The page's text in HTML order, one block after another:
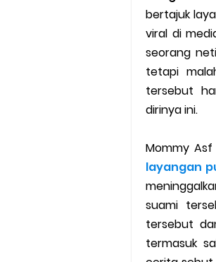
Cara
7 Cara
5 Versi
Cara
Cara
5 Cara
5 Biaya
bertajuk
viral di
seorang
tetapi
tersebut
dirinya ini.
Mommy
layangan
suami
tersebut
termasuk